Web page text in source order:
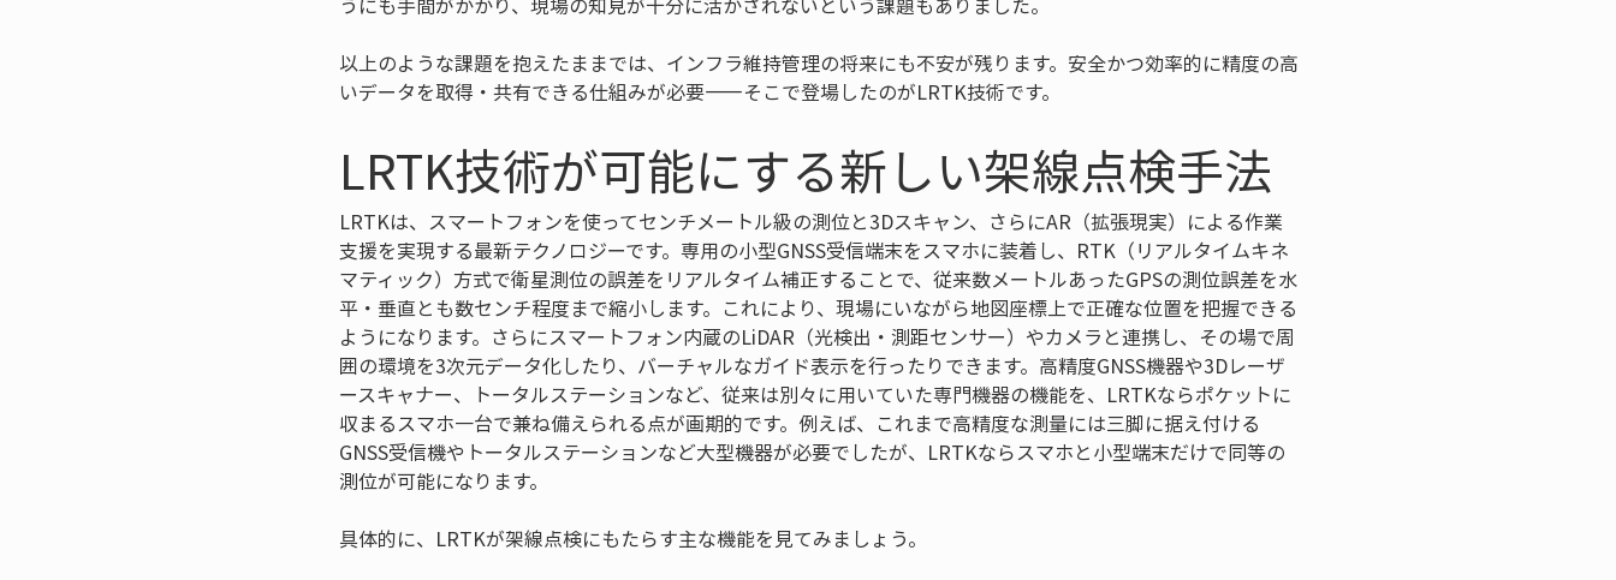
以上のような課題を抱えたままでは、インフラ維持管理の将来にも不安が残ります。安全かつ効率的に精度の高
いデータを取得・共有できる仕組みが必要――そこで登場したのがLRTK技術です。
LRTK技術が可能にする新しい架線点検手法
LRTKは、スマートフォンを使ってセンチメートル級の測位と3Dスキャン、さらにAR（拡張現実）による作業
支援を実現する最新テクノロジーです。専用の小型GNSS受信端末をスマホに装着し、RTK（リアルタイムキネ
マティック）方式で衛星測位の誤差をリアルタイム補正することで、従来数メートルあったGPSの測位誤差を水
平・垂直とも数センチ程度まで縮小します。これにより、現場にいながら地図座標上で正確な位置を把握できる
ようになります。さらにスマートフォン内蔵のLiDAR（光検出・測距センサー）やカメラと連携し、その場で周
囲の環境を3次元データ化したり、バーチャルなガイド表示を行ったりできます。高精度GNSS機器や3Dレーザ
ースキャナー、トータルステーションなど、従来は別々に用いていた専門機器の機能を、LRTKならポケットに
収まるスマホ一台で兼ね備えられる点が画期的です。例えば、これまで高精度な測量には三脚に据え付ける
GNSS受信機やトータルステーションなど大型機器が必要でしたが、LRTKならスマホと小型端末だけで同等の
測位が可能になります。
具体的に、LRTKが架線点検にもたらす主な機能を見てみましょう。